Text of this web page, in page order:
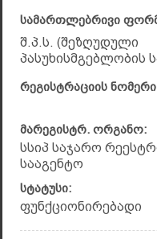
სამართლებრივი
შ.პ.ს. (შეზღუდული
პასუხისმგებლობის
რეგისტრაციის
მარეგისტრ. ორგანო:
სსიპ საჯარო
სააგენტო
სტატუსი:
ფუნქციონირებადი